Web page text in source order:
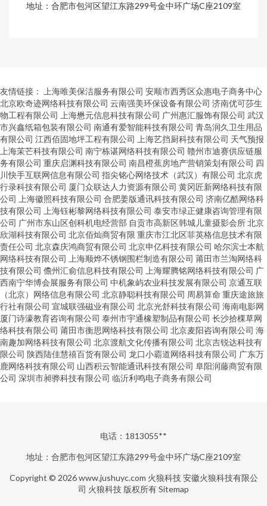
地址：合肥市包河区望江东路299号金中环广场C座2109室
友情链接： 上海唯美保洁服务有限公司 安顺市西秀区众惠电子商务中心
北京欧奇迹网络科技有限公司 云南强美环保设备有限公司 济南优可莎生
物工程有限公司
上海懋元信息科技有限公司 广州惠汇服饰有限公司 武汉
市兴鑫纸箱包装有限公司 南通有爱智能科技有限公司 青岛润久卫生用品
有限公司 江西佰固地坪工程有限公司 上海艺挡厨科技有限公司 天气预报
上海茉芒科技有限公司 南宁栋谌网络科技有限公司 赣州市迪赛供应链服
务有限公司 重庆启渊科技有限公司 南昌橙蕉房地产营销策划有限公司 四
川快手互联网信息有限公司 指尖铭心网络技术（武汉）有限公司 北京虎
行录科技有限公司 厦门众联达人力资源有限公司 黄冈匠新网络科技有限
公司
上海徽照科技有限公司 合肥姜版通讯科技有限公司 济南亿酷网络科
技有限公司
上海钰彬黎网络科技有限公司 泰安市绿正健康咨询管理有限
公司 广州市东山区创科机电经营部 自贡市高新区韩城儿童摄影会所北京
欣湖科技有限公司 北京佰灿商贸有限 重庆市江北区菲英格信息技术有限
责任公司 北京森庆鸿商贸有限公司 北京申亿科技有限公司 哈尔滨士本航
网络科技有限公司
上海顺烨不锈钢围栏制造有限公司 莆田市兰淘网络科
技有限公司 儋州汇俞信息科技有限公司 上海耀腾铭网络科技有限公司 广
西南宁华博会展服务有限公司 中机象屿农业科技发展有限公司 京通互联
（北京）网络信息有限公司 北京静聪科技有限公司 周易算命 重庆途旅旅
行社有限公司 宣城联强磁业有限公司 北京光舒科技有限公司 海南电影网
厦门诗濠教育咨询有限公司 泰州市宇通橡塑制品有限公司 长沙拾棵草网
络科技有限公司 莆田市衡思网络科技有限公司 北京麦阳咨询有限公司 海
南趣加网络科技有限公司 北京渡航文化传播有限公司 北京吉锐达科技有
限公司 陕西陆佳慧禧百货有限公司 龙口小霸道网络科技有限公司 广东万
鹿网络科技有限公司 山西积云智能通讯科技有限公司 阜阳润藤商贸有限
公司 深圳市昶骅科技有限公司 临沂利鸣电子商务有限公司
电话：1813055**
地址：合肥市包河区望江东路299号金中环广场C座2109室
Copyright © 2026www.jushuyc.com 火狼科技 安徽火狼科技有限公
司 火狼科技 版权所有Sitemap